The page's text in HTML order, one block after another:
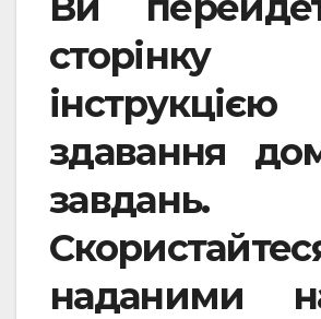
здавання
завдань.
наданими